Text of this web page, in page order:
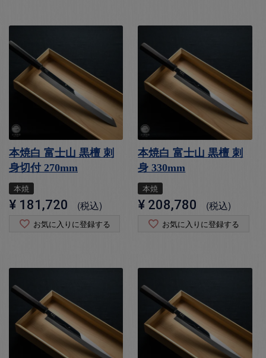
本焼白 富士山 黒檀 刺
身切付 270mm
本焼
¥ 181,720 税込
お気に入りに登録する
本焼白 富士山 黒檀 刺
身 330mm
本焼
¥ 208,780 税込
お気に入りに登録する